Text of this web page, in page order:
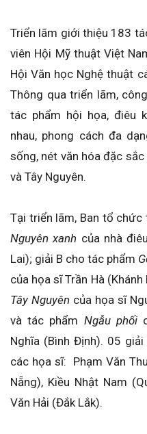
Triển lãm giới thiệu 183
viên Hội Mỹ thuật Việt
Hội Văn học Nghệ thuật
Thông qua triển lãm,
tác phẩm hội họa, điêu
nhau, phong cách đa
sống, nét văn hóa đặc
và Tây Nguyên.
Tại triển lãm, Ban tổ
Nguyên xanh của nhà
Lai); giải B cho tác phẩm
của họa sĩ Trần Hà
Tây Nguyên của họa sĩ
và tác phẩm Ngẫu phối
Nghĩa (Bình Định). 05
các họa sĩ: Phạm Văn
Nẵng), Kiều Nhật Nam
Văn Hải (Đắk Lắk).